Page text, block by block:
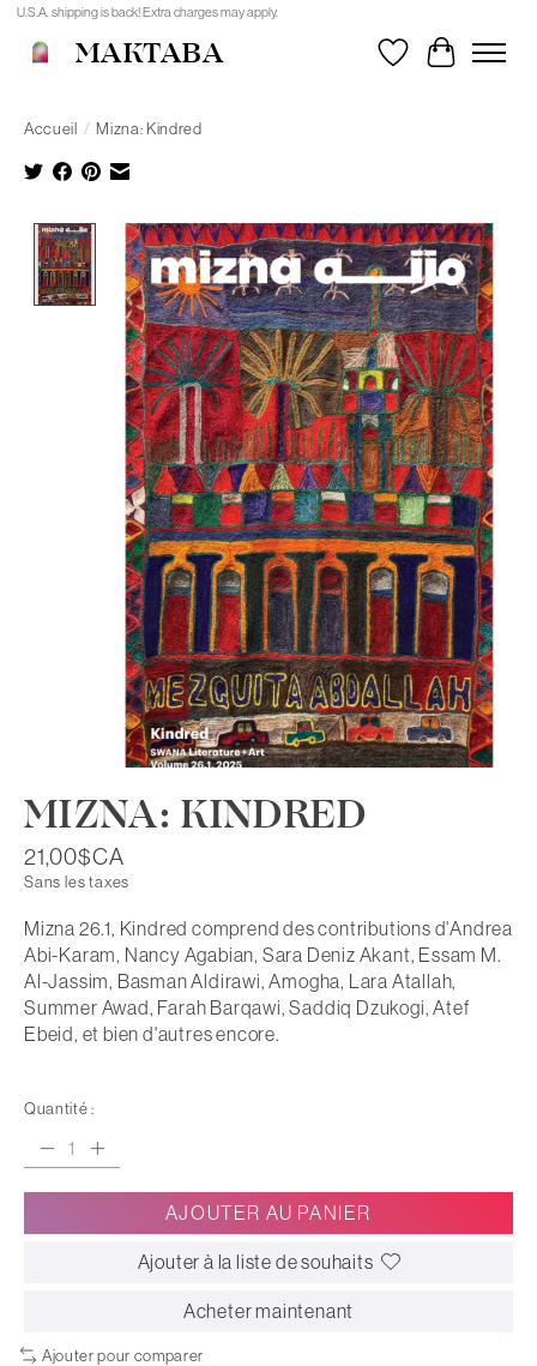
U.S.A. shipping is back! Extra charges may apply.
MAKTABA Liste de souhaits
Panier
Accueil / Mizna: Kindred
Product image slideshow Items
MIZNA: KINDRED
21,00$CA
Sans les taxes
Mizna 26.1, Kindred comprend des contributions d'Andrea
Abi-Karam, Nancy Agabian, Sara Deniz Akant, Essam M.
Al-Jassim, Basman Aldirawi, Amogha, Lara Atallah,
Summer Awad, Farah Barqawi, Saddiq Dzukogi, Atef
Ebeid, et bien d'autres encore.
Quantité :
AJOUTER AU PANIER
Ajouter à la liste de souhaits
Acheter maintenant
Ajouter pour comparer